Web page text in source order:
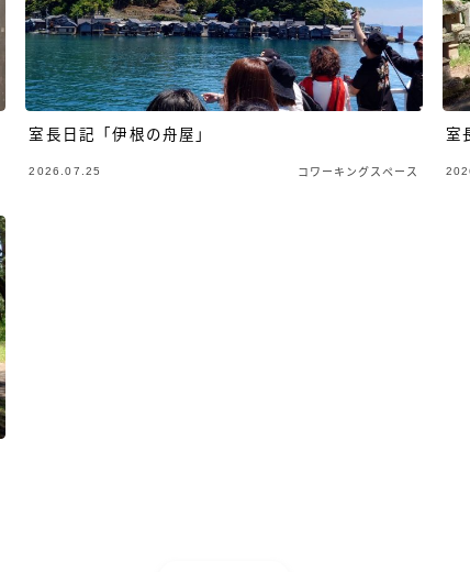
室長日記「伊根の舟屋」
2026.07.25 コワーキングスペース
室